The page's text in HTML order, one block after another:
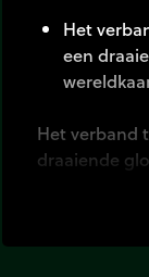
Het
een
Het verband
draaiende